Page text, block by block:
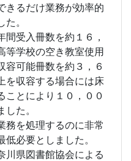
きるだけ業務が効率的
。
受入冊数を約１６，
等学校の空き教室使用
容可能冊数を約３，６
を収容する場合には床
ことにより１０，００
た。
を処理するのに非常
必要としました。
県図書館協会による